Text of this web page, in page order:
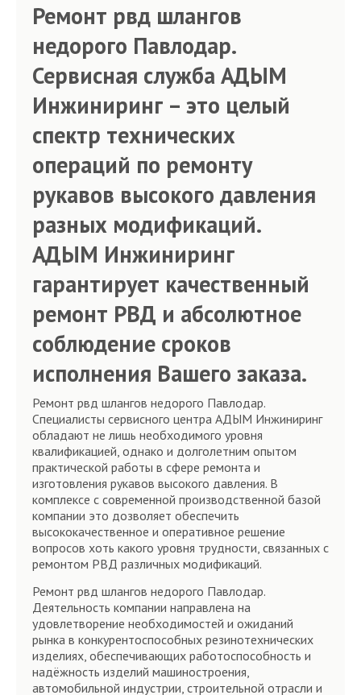
Ремонт рвд шлангов
недорого Павлодар.
Сервисная служба АДЫМ
Инжиниринг – это целый
спектр технических
операций по ремонту
рукавов высокого давления
разных модификаций.
АДЫМ Инжиниринг
гарантирует качественный
ремонт РВД и абсолютное
соблюдение сроков
исполнения Вашего заказа.
Ремонт рвд шлангов недорого Павлодар.
Специалисты сервисного центра АДЫМ Инжиниринг
обладают не лишь необходимого уровня
квалификацией, однако и долголетним опытом
практической работы в сфере ремонта и
изготовления рукавов высокого давления. В
комплексе с современной производственной базой
компании это дозволяет обеспечить
высококачественное и оперативное решение
вопросов хоть какого уровня трудности, связанных с
ремонтом РВД различных модификаций.
Ремонт рвд шлангов недорого Павлодар.
Деятельность компании направлена на
удовлетворение необходимостей и ожиданий
рынка в конкурентоспособных резинотехнических
изделиях, обеспечивающих работоспособность и
надёжность изделий машиностроения,
автомобильной индустрии, строительной отрасли и